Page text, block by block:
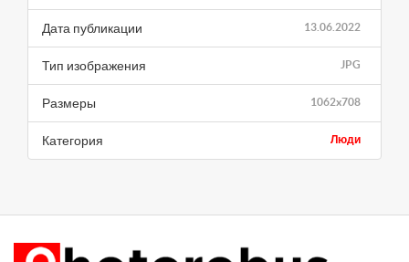
13.06.2022
Дата публикации
JPG
Тип изображения
1062x708
Размеры
Люди
Категория